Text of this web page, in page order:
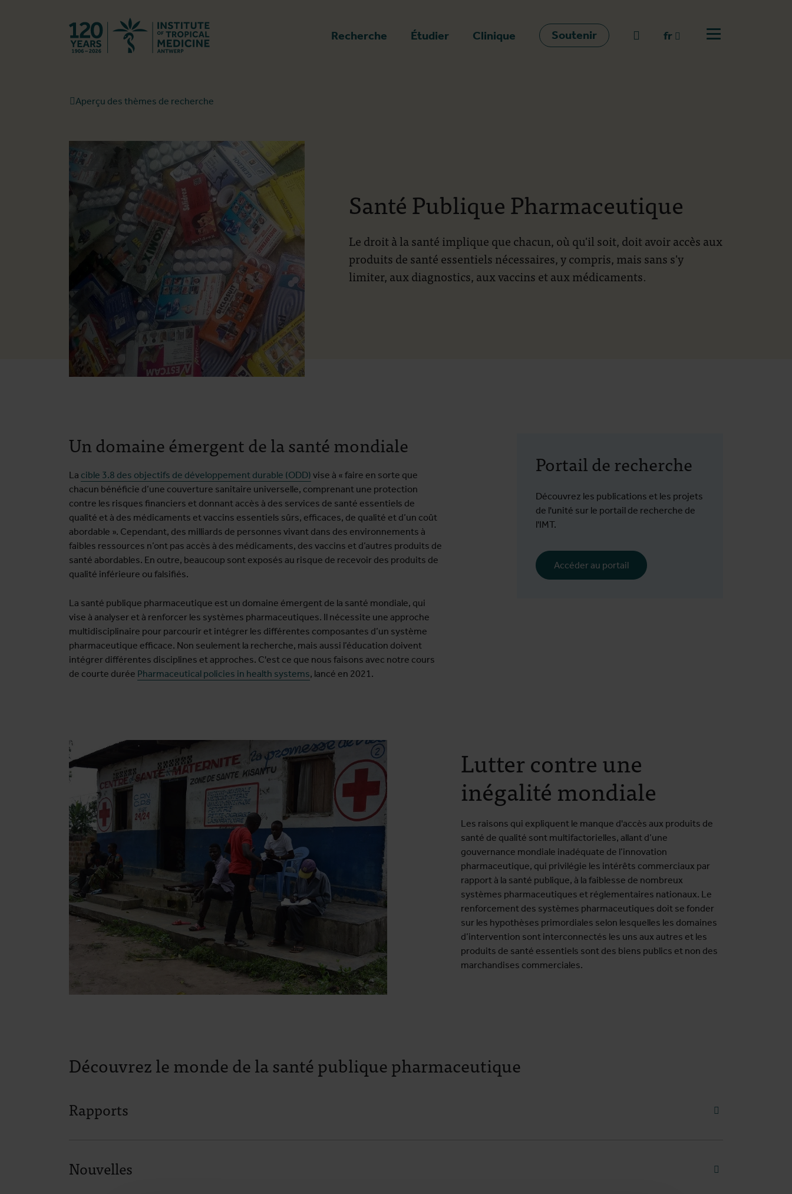
Recherche Étudier Clinique Soutenir go to search
fr
Ouvrir le menu
Aperçu des thèmes de recherche
Santé Publique Pharmaceutique
Le droit à la santé implique que chacun, où qu'il soit, doit avoir accès aux
produits de santé essentiels nécessaires, y compris, mais sans s'y
limiter, aux diagnostics, aux vaccins et aux médicaments.
Un domaine émergent de la santé mondiale
La cible 3.8 des objectifs de développement durable (ODD) vise à « faire en sorte que
chacun bénéficie d’une couverture sanitaire universelle, comprenant une protection
contre les risques financiers et donnant accès à des services de santé essentiels de
qualité et à des médicaments et vaccins essentiels sûrs, efficaces, de qualité et d’un coût
abordable ». Cependant, des milliards de personnes vivant dans des environnements à
faibles ressources n’ont pas accès à des médicaments, des vaccins et d’autres produits de
santé abordables. En outre, beaucoup sont exposés au risque de recevoir des produits de
qualité inférieure ou falsifiés.
La santé publique pharmaceutique est un domaine émergent de la santé mondiale, qui
vise à analyser et à renforcer les systèmes pharmaceutiques. Il nécessite une approche
multidisciplinaire pour parcourir et intégrer les différentes composantes d’un système
pharmaceutique efficace. Non seulement la recherche, mais aussi l’éducation doivent
intégrer différentes disciplines et approches. C'est ce que nous faisons avec notre cours
de courte durée Pharmaceutical policies in health systems, lancé en 2021.
Portail de recherche
Découvrez les publications et les projets
de l'unité sur le portail de recherche de
l'IMT.
Accéder au portail
Lutter contre une
inégalité mondiale
Les raisons qui expliquent le manque d'accès aux produits de
santé de qualité sont multifactorielles, allant d’une
gouvernance mondiale inadéquate de l’innovation
pharmaceutique, qui privilégie les intérêts commerciaux par
rapport à la santé publique, à la faiblesse de nombreux
systèmes pharmaceutiques et réglementaires nationaux. Le
renforcement des systèmes pharmaceutiques doit se fonder
sur les hypothèses primordiales selon lesquelles les domaines
d’intervention sont interconnectés les uns aux autres et les
produits de santé essentiels sont des biens publics et non des
marchandises commerciales.
Découvrez le monde de la santé publique pharmaceutique
Rapports faq.read more
Nouvelles faq.read more